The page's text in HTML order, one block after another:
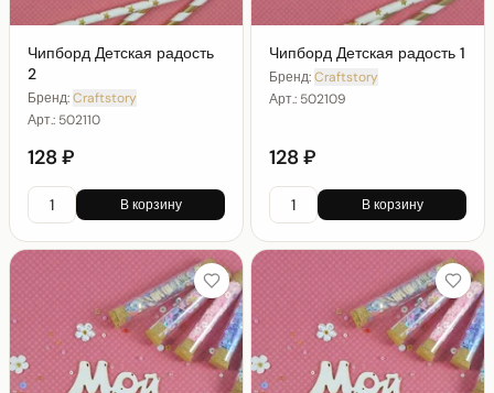
Чипборд Детская радость
2
Бренд:Craftstory
Арт.: 502110
128 ₽
В корзину
Чипборд Детская радость 1
Бренд:Craftstory
Арт.: 502109
128 ₽
В корзину